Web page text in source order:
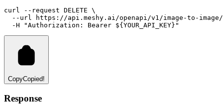
curl --request DELETE \
--url
https://api.meshy.ai/openapi/v1/image-to-image/
-H
"Authorization: Bearer ${YOUR_API_KEY}"
CopyCopied!
Response